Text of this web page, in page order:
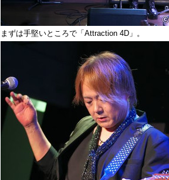
まずは手堅いところで「Attraction 4D」。